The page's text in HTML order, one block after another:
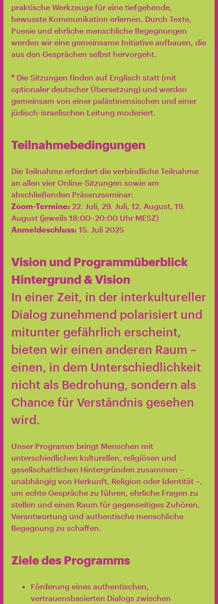
praktische Werkzeuge für eine tiefgehende,
bewusste Kommunikation erlernen. Durch Texte,
Poesie und ehrliche menschliche Begegnungen
werden wir eine gemeinsame Initiative aufbauen, die
aus den Gesprächen selbst hervorgeht.
* Die Sitzungen finden auf Englisch statt (mit
optionaler deutscher Übersetzung) und werden
gemeinsam von einer palästinensischen und einer
jüdisch-israelischen Leitung moderiert.
Teilnahmebedingungen
Die Teilnahme erfordert die verbindliche Teilnahme
an allen vier Online-Sitzungen sowie am
abschließenden Präsenzseminar:
Zoom-Termine: 22. Juli, 29. Juli, 12. August, 19.
August (jeweils 18:00–20:00 Uhr MESZ)
Anmeldeschluss: 15. Juli 2025
Vision und Programmüberblick
Hintergrund & Vision
In einer Zeit, in der interkultureller
Dialog zunehmend polarisiert und
mitunter gefährlich erscheint,
bieten wir einen anderen Raum –
einen, in dem Unterschiedlichkeit
nicht als Bedrohung, sondern als
Chance für Verständnis gesehen
wird.
Unser Programm bringt Menschen mit
unterschiedlichen kulturellen, religiösen und
gesellschaftlichen Hintergründen zusammen –
unabhängig von Herkunft, Religion oder Identität –,
um echte Gespräche zu führen, ehrliche Fragen zu
stellen und einen Raum für gegenseitiges Zuhören,
Verantwortung und authentische menschliche
Begegnung zu schaffen.
Ziele des Programms
Förderung eines authentischen,
vertrauensbasierten Dialogs zwischen